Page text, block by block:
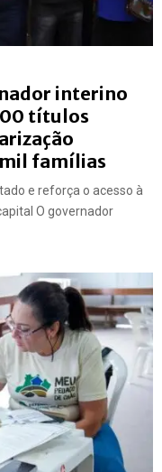
interino
títulos
famílias
e reforça o acesso à
O governador